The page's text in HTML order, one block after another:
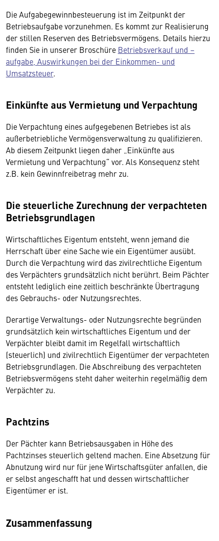
Die Aufgabegewinnbesteuerung ist im Zeitpunkt der
Betriebsaufgabe vorzunehmen. Es kommt zur Realisierung
der stillen Reserven des Betriebsvermögens. Details hierzu
finden Sie in unserer Broschüre Betriebsverkauf und –
aufgabe, Auswirkungen bei der Einkommen- und
Umsatzsteuer.
Einkünfte aus Vermietung und Verpachtung
Die Verpachtung eines aufgegebenen Betriebes ist als
außerbetriebliche Vermögensverwaltung zu qualifizieren.
Ab diesem Zeitpunkt liegen daher „Einkünfte aus
Vermietung und Verpachtung“ vor. Als Konsequenz steht
z.B. kein Gewinnfreibetrag mehr zu.
Die steuerliche Zurechnung der verpachteten
Betriebsgrundlagen
Wirtschaftliches Eigentum entsteht, wenn jemand die
Herrschaft über eine Sache wie ein Eigentümer ausübt.
Durch die Verpachtung wird das zivilrechtliche Eigentum
des Verpächters grundsätzlich nicht berührt. Beim Pächter
entsteht lediglich eine zeitlich beschränkte Übertragung
des Gebrauchs- oder Nutzungsrechtes.
Derartige Verwaltungs- oder Nutzungsrechte begründen
grundsätzlich kein wirtschaftliches Eigentum und der
Verpächter bleibt damit im Regelfall wirtschaftlich
(steuerlich) und zivilrechtlich Eigentümer der verpachteten
Betriebsgrundlagen. Die Abschreibung des verpachteten
Betriebsvermögens steht daher weiterhin regelmäßig dem
Verpächter zu.
Pachtzins
Der Pächter kann Betriebsausgaben in Höhe des
Pachtzinses steuerlich geltend machen. Eine Absetzung für
Abnutzung wird nur für jene Wirtschaftsgüter anfallen, die
er selbst angeschafft hat und dessen wirtschaftlicher
Eigentümer er ist.
Zusammenfassung